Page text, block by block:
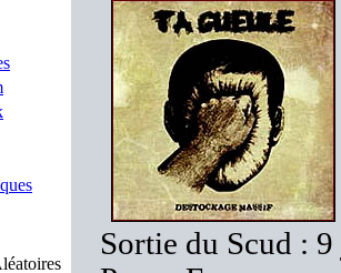
Sortie du Scud :